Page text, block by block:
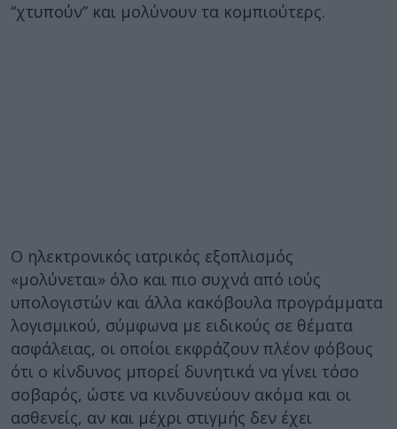
“χτυπούν” και μολύνουν τα κομπιούτερς.
Ο ηλεκτρονικός ιατρικός εξοπλισμός
«μολύνεται» όλο και πιο συχνά από ιούς
υπολογιστών και άλλα κακόβουλα προγράμματα
λογισμικού, σύμφωνα με ειδικούς σε θέματα
ασφάλειας, οι οποίοι εκφράζουν πλέον φόβους
ότι ο κίνδυνος μπορεί δυνητικά να γίνει τόσο
σοβαρός, ώστε να κινδυνεύουν ακόμα και οι
ασθενείς, αν και μέχρι στιγμής δεν έχει